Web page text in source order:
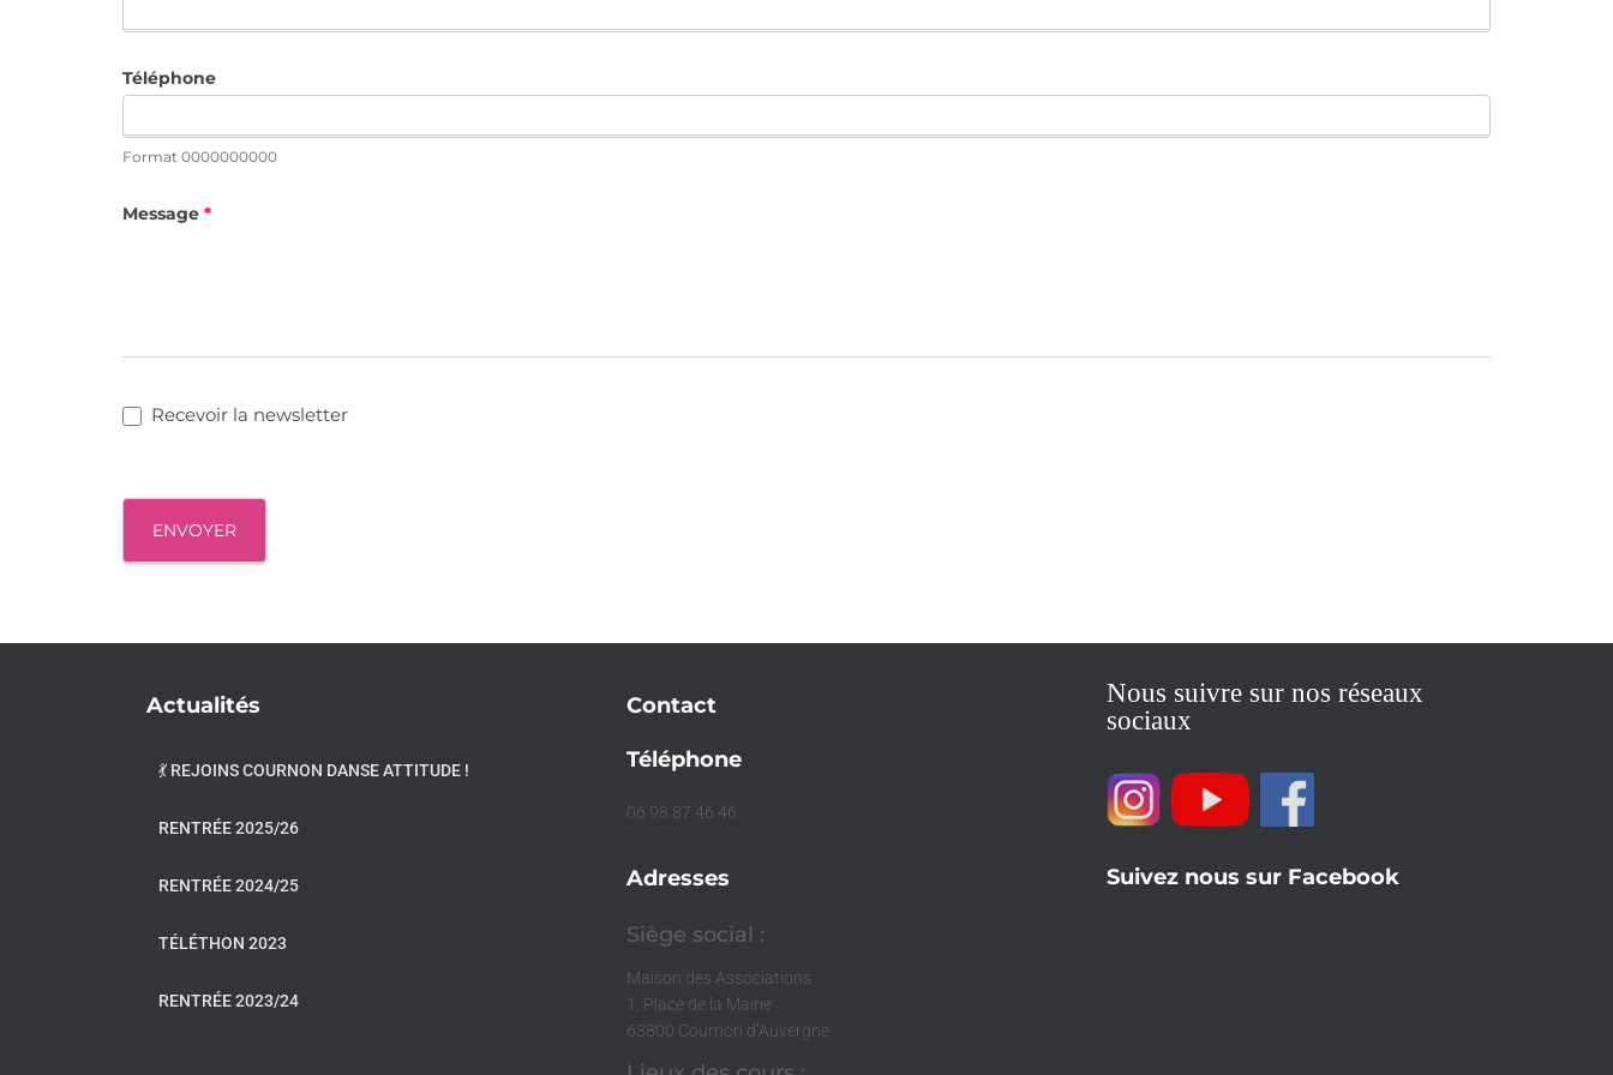
Téléphone
Format 0000000000
Message *
Recevoir la newsletter
ENVOYER
Actualités
💃 REJOINS COURNON DANSE ATTITUDE !
RENTRÉE 2025/26
RENTRÉE 2024/25
TÉLÉTHON 2023
RENTRÉE 2023/24
Contact
Téléphone
06 98 87 46 46
Adresses
Siège social :
Maison des Associations
1, Place de la Mairie
63800 Cournon d’Auvergne
Nous suivre sur nos réseaux
sociaux
Suivez nous sur Facebook